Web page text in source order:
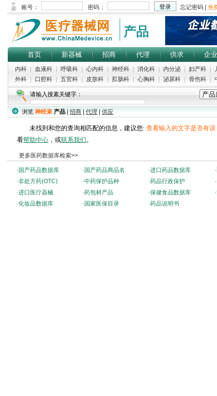
产品
首页 新器械 招商 代理 供求 企业
内科 血液科 呼吸科 心内科 神经科 消化科 内分泌 妇产科
外科
口腔科 五官科 皮肤科 肛肠科 心胸科 泌尿科 骨伤科
请输入搜素关键字：
浏览 神经束 产品 招商 代理 供应
未找到和您的查询相匹配的信息，建议您: 查看输入的文字是否有误
看帮助中心 ，或联系我们。
更多医药数据库检索>>
· 国产药品数据库 · 国产药品商品名 ·进口药品数据库 ·
·非处方药(OTC) ·中药保护品种 ·药品行政保护 ·
·进口医疗器械 ·药包材产品 ·保健食品数据库 ·
·化妆品数据库 · 国家医保目录 ·药品说明书